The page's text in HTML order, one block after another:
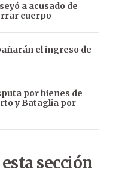
a acusado de
cuerpo
el ingreso de
por bienes de
y Bataglia por
sección